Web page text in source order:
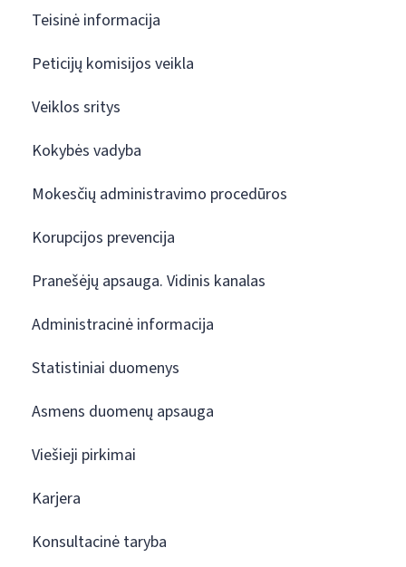
Teisinė informacija
Peticijų komisijos veikla
Veiklos sritys
Kokybės vadyba
Mokesčių administravimo procedūros
Korupcijos prevencija
Pranešėjų apsauga. Vidinis kanalas
Administracinė informacija
Statistiniai duomenys
Asmens duomenų apsauga
Viešieji pirkimai
Karjera
Konsultacinė taryba